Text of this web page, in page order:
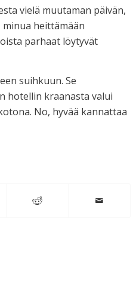
vielä muutaman päivän,
minua heittämään
parhaat löytyvät
suihkuun. Se
hotellin kraanasta valui
No, hyvää kannattaa